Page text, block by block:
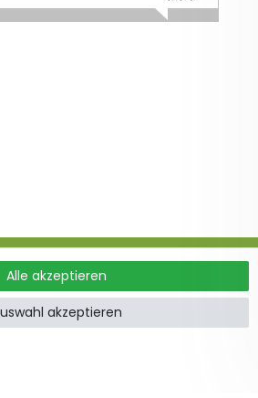
Alle akzeptieren
akzeptieren